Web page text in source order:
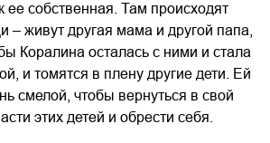
ее собственная. Там происходят
– живут другая мама и другой папа,
Коралина осталась с ними и стала
и томятся в плену другие дети. Ей
смелой, чтобы вернуться в свой
этих детей и обрести себя.